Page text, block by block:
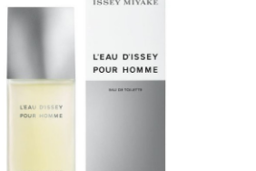
VERBENA
E
0su